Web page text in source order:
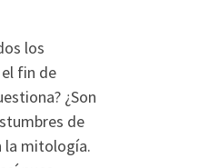
los
fin de
¿Son
de
la mitología.